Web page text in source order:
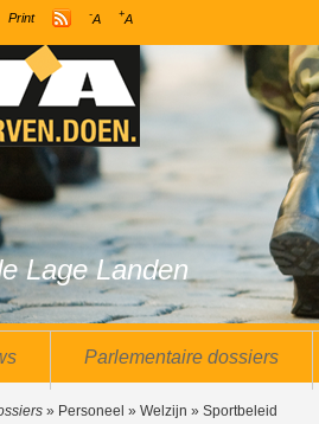
Print -A +A
Lage Landen
Parlementaire dossiers
» Personeel » Welzijn » Sportbeleid